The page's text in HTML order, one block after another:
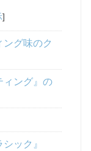
]
グ味のク
ィング』の
ック』